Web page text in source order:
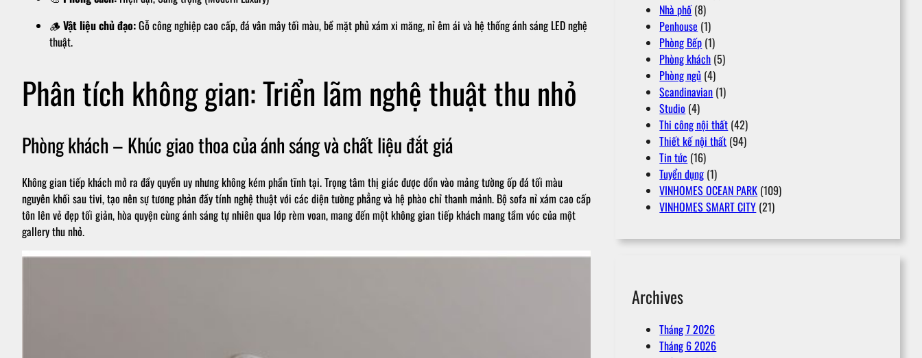
🪵Vật liệu chủ đạo:Gỗ công nghiệp cao cấp, đá vân mây tối màu, bề mặt phủ xám xi măng, nỉ êm ái và hệ thống ánh sáng LED nghệ
thuật.
Phân tích không gian: Triển lãm nghệ thuật thu nhỏ
Phòng khách – Khúc giao thoa của ánh sáng và chất liệu đắt giá
Không gian tiếp khách mở ra đầy quyền uy nhưng không kém phần tĩnh tại. Trọng tâm thị giác được dồn vào mảng tường ốp đá tối màu
nguyên khối sau tivi, tạo nên sự tương phản đầy tính nghệ thuật với các diện tường phẳng và hệ phào chỉ thanh mảnh. Bộ sofa nỉ xám cao cấp
tôn lên vẻ đẹp tối giản, hòa quyện cùng ánh sáng tự nhiên qua lớp rèm voan, mang đến một không gian tiếp khách mang tầm vóc của một
gallery thu nhỏ.
Nhà phố(8)
Penhouse (1)
Phòng Bếp (1)
Phòng khách (5)
Phòng ngủ (4)
Scandinavian (1)
Studio (4)
Thi công nội thất (42)
Thiết kế nội thất (94)
Tin tức (16)
Tuyển dụng (1)
VINHOMES OCEAN PARK (109)
VINHOMES SMART CITY (21)
Archives
Tháng 7 2026
Tháng 6 2026